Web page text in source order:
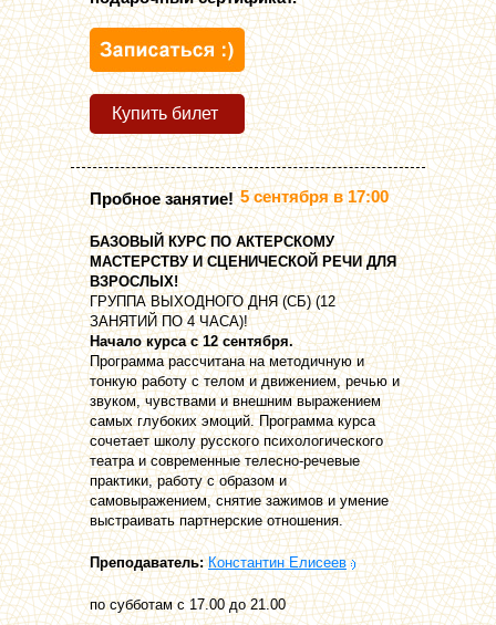
Купить билет
Пробное занятие! 5 сентября в 17:00
БАЗОВЫЙ КУРС ПО АКТЕРСКОМУ
МАСТЕРСТВУ И СЦЕНИЧЕСКОЙ РЕЧИ ДЛЯ
ВЗРОСЛЫХ!
ГРУППА ВЫХОДНОГО ДНЯ (СБ) (12
ЗАНЯТИЙ ПО 4 ЧАСА)!
Начало курса с 12 сентября.
Программа рассчитана на методичную и
тонкую работу с телом и движением, речью и
звуком, чувствами и внешним выражением
самых глубоких эмоций. Программа курса
сочетает школу русского психологического
театра и современные телесно-речевые
практики, работу с образом и
самовыражением, снятие зажимов и умение
выстраивать партнерские отношения.
Преподаватель: Константин Елисеев
по субботам с 17.00 до 21.00